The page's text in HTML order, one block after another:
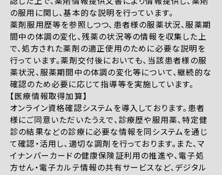
の服用に関し、基本的な説明を行っています。
薬剤服用歴等を参照しつつ、患者様の服薬状況、服薬期
間中の体調の変化、残薬の状況等の情報を収集した上
で、処方された薬剤の適正使用のために必要な説明を
行っています。薬剤交付後においても、当該患者様の服
薬状況、服薬期間中の体調の変化等について、継続的な
確認のため必要に応じて指導等を実施しています。
【医療情報取得加算】
オンライン資格確認システムを導入しております。患者
様にご同意いただいたうえで、診療歴や服用薬、特定健
診の結果などの診療に必要な情報を同システムを通じ
て確認・活用し、適切な調剤を行っております。また、マ
イナンバーカードの健康保険証利用の推進や、電子処
方せん・電子カルテ情報の共有サービスなど、デジタル